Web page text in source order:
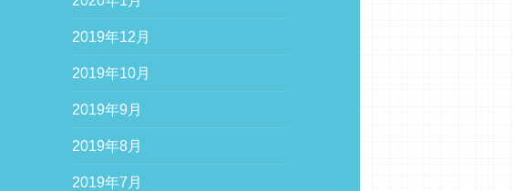
2019年12月
2019年10月
2019年9月
2019年8月
2019年7月